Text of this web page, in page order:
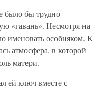
было бы трудно
«гавань». Несмотря на
именовать особняком. К
атмосфера, в которой
матери.
ей ключ вместе с